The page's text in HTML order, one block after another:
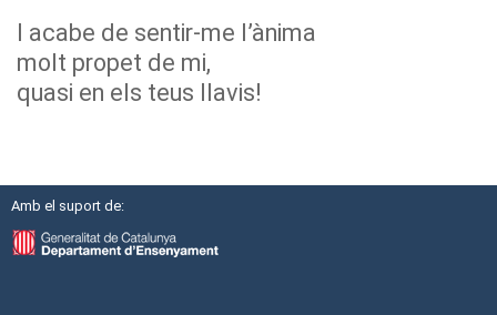
I acabe de sentir-me l’ànima
molt propet de mi,
quasi en els teus llavis!
Amb el suport de: